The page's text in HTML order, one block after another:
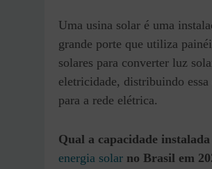
Uma usina solar é uma
grande porte que utiliza
solares para converter luz
eletricidade, distribuindo essa
para a rede elétrica.
Qual a capacidade instalada
energia solar no Brasil em